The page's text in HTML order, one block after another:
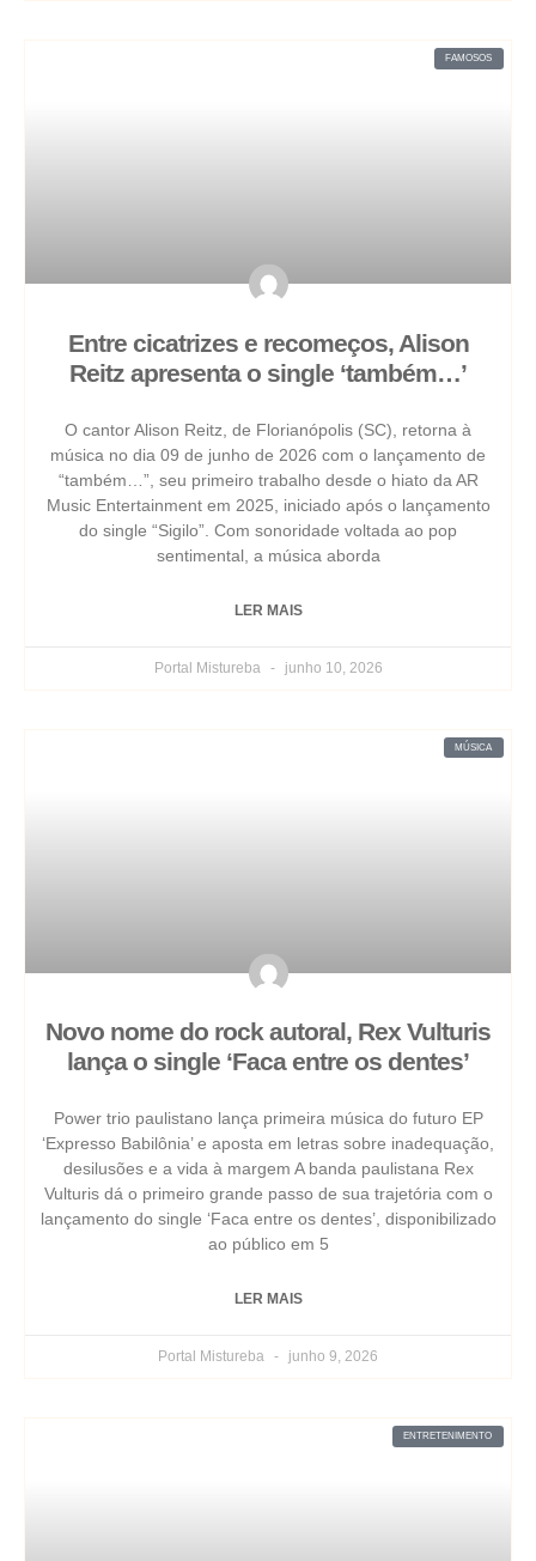
FAMOSOS
Entre cicatrizes e recomeços, Alison
Reitz apresenta o single ‘também…’
O cantor Alison Reitz, de Florianópolis (SC), retorna à
música no dia 09 de junho de 2026 com o lançamento de
“também…”, seu primeiro trabalho desde o hiato da AR
Music Entertainment em 2025, iniciado após o lançamento
do single “Sigilo”. Com sonoridade voltada ao pop
sentimental, a música aborda
LER MAIS
Portal Mistureba junho 10, 2026
MÚSICA
Novo nome do rock autoral, Rex Vulturis
lança o single ‘Faca entre os dentes’
Power trio paulistano lança primeira música do futuro EP
‘Expresso Babilônia’ e aposta em letras sobre inadequação,
desilusões e a vida à margem A banda paulistana Rex
Vulturis dá o primeiro grande passo de sua trajetória com o
lançamento do single ‘Faca entre os dentes’, disponibilizado
ao público em 5
LER MAIS
Portal Mistureba junho 9, 2026
ENTRETENIMENTO